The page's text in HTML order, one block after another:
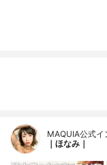
MAQUIA公式
｜ほなみ｜